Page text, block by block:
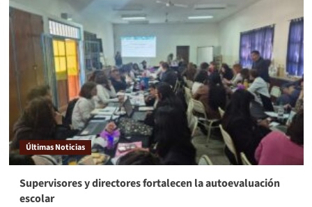
Últimas Noticias
Supervisores y directores fortalecen la autoevaluación
escolar